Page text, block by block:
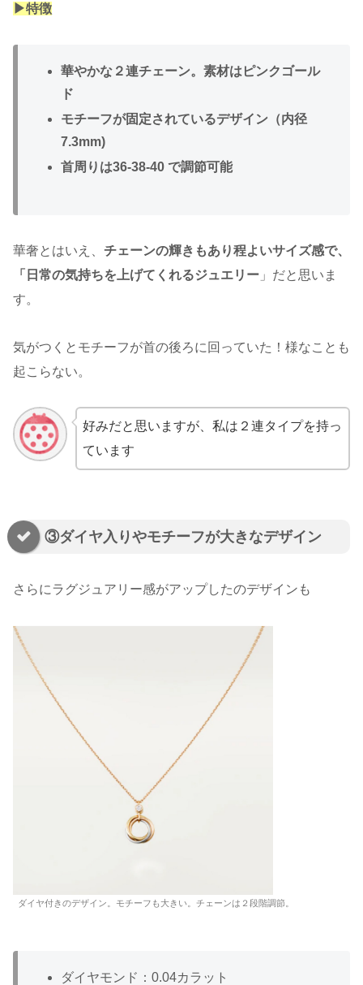
▶︎特徴
華やかな２連チェーン。素材はピンクゴール
ド
モチーフが固定されているデザイン（内径
7.3mm)
首周りは36-38-40 で調節可能
華奢とはいえ、 チェーンの輝きもあり程よいサイズ感で、
「日常の気持ちを上げてくれるジュエリー 」だと思いま
す。
気がつくとモチーフが首の後ろに回っていた！様なことも
起こらない。
好みだと思いますが、私は２連タイプを持っ
ています
③ダイヤ入りやモチーフが大きなデザイン
さらにラグジュアリー感がアップしたのデザインも
ダイヤ付きのデザイン。モチーフも大きい。チェーンは２段階調節。
ダイヤモンド：0.04カラット